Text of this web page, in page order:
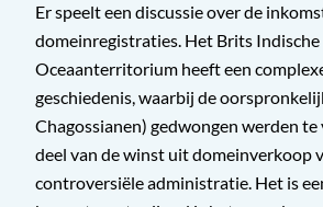
Er speelt een discussie over de
domeinregistraties. Het Brits Indische
Oceaanterritorium heeft een
geschiedenis, waarbij de
Chagossianen) gedwongen werden te
deel van de winst uit domeinverkoop
controversiële administratie. Het is